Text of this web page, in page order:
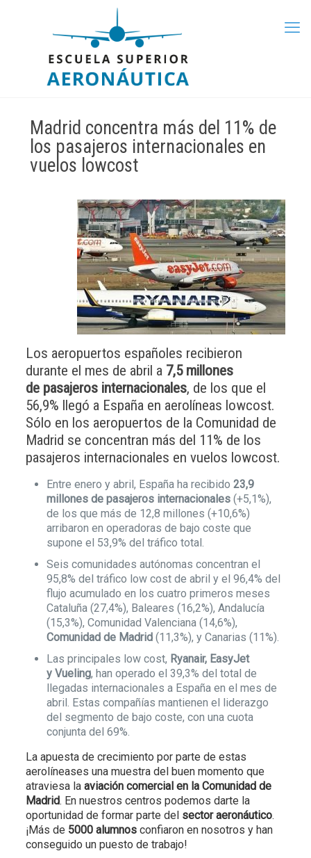
Madrid concentra más del 11% de
los pasajeros internacionales en
vuelos lowcost
Los aeropuertos españoles recibieron
durante el mes de abril a 7,5 millones
de pasajeros internacionales, de los que el
56,9% llegó a España en aerolíneas lowcost.
Sólo en los aeropuertos de la Comunidad de
Madrid se concentran más del 11% de los
pasajeros internacionales en vuelos lowcost.
Entre enero y abril, España ha recibido 23,9
millones de pasajeros internacionales(+5,1%),
de los que más de 12,8 millones (+10,6%)
arribaron en operadoras de bajo coste que
supone el 53,9% del tráfico total.
Seis comunidades autónomas concentran el
95,8% del tráfico low cost de abril y el 96,4% del
flujo acumulado en los cuatro primeros meses
Cataluña (27,4%), Baleares (16,2%), Andalucía
(15,3%), Comunidad Valenciana (14,6%),
Comunidad de Madrid(11,3%), y Canarias (11%).
Las principales low cost, Ryanair, EasyJet
y Vueling, han operado el 39,3% del total de
llegadas internacionales a España en el mes de
abril. Estas compañías mantienen el liderazgo
del segmento de bajo coste, con una cuota
conjunta del 69%.
La apuesta de crecimiento por parte de estas
aerolíneases una muestra del buen momento que
atraviesa la aviación comercial en la Comunidad de
Madrid. En nuestros centros podemos darte la
oportunidad de formar parte del sector aeronáutico.
¡Más de 5000 alumnosconfiaron en nosotros y han
conseguido un puesto de trabajo!